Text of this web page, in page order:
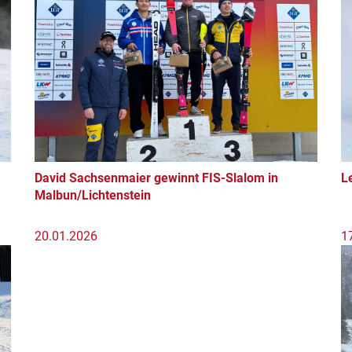
David Sachsenmaier gewinnt FIS-Slalom in
Malbun/Lichtenstein
20.01.2026